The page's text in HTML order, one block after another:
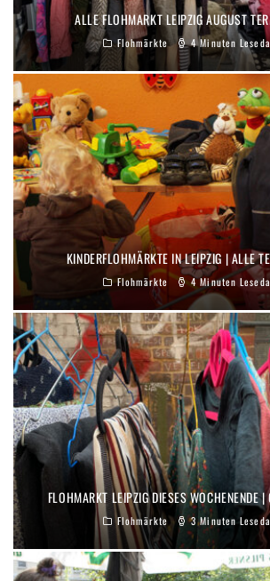
ALLE FLOHMARKT LEIPZIG AUGUST
Flohmärkte 4 Minuten
KINDERFLOHMÄRKTE IN LEIPZIG | ALLE
Flohmärkte 4 Minuten
FLOHMARKT LEIPZIG DIESES
Flohmärkte 3 Minuten